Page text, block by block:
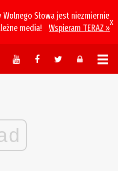
Słowa jest niezmiernie
media!
Wspieram TERAZ »
x